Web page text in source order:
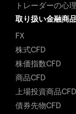
トレーダーの心
取り扱い金融商
FX
株式CFD
株価指数CFD
商品CFD
上場投資商品CFD
債券先物CFD